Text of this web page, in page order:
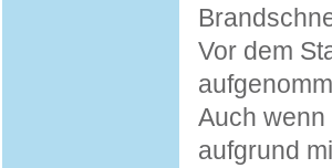
Vor dem
Auch
aufgrund